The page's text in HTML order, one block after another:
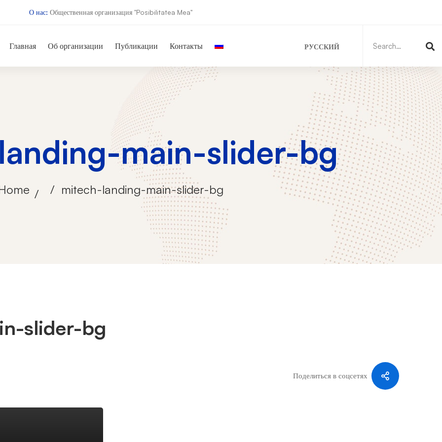
О нас: Общественная организация "Posibilitatea Mea"
Главная Об организации Публикации Контакты РУССКИЙ
main-slider-bg
mitech-landing-main-slider-bg
slider-bg
Поделиться в соцсетях